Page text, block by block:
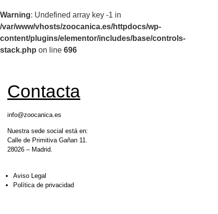
Warning: Undefined array key -1 in
/var/www/vhosts/zoocanica.es/httpdocs/wp-
content/plugins/elementor/includes/base/controls-
stack.php on line 696
Contacta
info@zoocanica.es
Nuestra sede social está en:
Calle de Primitiva Gañan 11.
28026 – Madrid.
Aviso Legal
Política de privacidad